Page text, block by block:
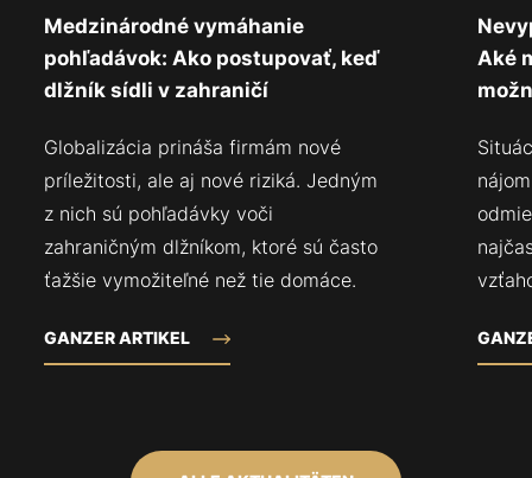
Medzinárodné vymáhanie
pohľadávok: Ako postupovať, keď
dlžník sídli v zahraničí
Globalizácia prináša firmám nové
príležitosti, ale aj nové riziká. Jedným
z nich sú pohľadávky voči
zahraničným dlžníkom, ktoré sú často
ťažšie vymožiteľné než tie domáce.
GANZER ARTIKEL
Aké